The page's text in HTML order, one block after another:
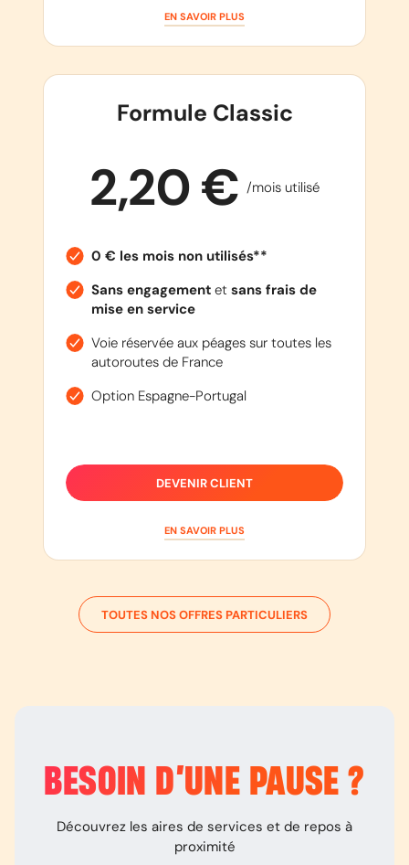
EN SAVOIR PLUS
Formule Classic
2,20 € /mois utilisé
0 € les mois non utilisés**
Sans engagementet sans frais de
mise en service
Voie réservée aux péages sur toutes les
autoroutes de France
Option Espagne-Portugal
DEVENIR CLIENT
EN SAVOIR PLUS
TOUTES NOS OFFRES PARTICULIERS
BESOIN D’UNE PAUSE ?
Découvrez les aires de services et de repos à
proximité